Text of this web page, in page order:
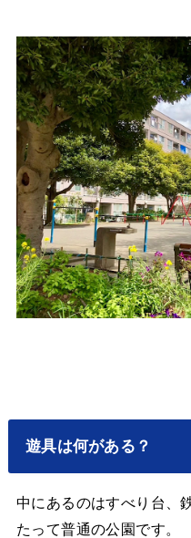
遊具は何がある？
中にあるのはすべり台、
たって普通の公園です。